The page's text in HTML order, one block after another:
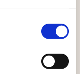
is het fijn